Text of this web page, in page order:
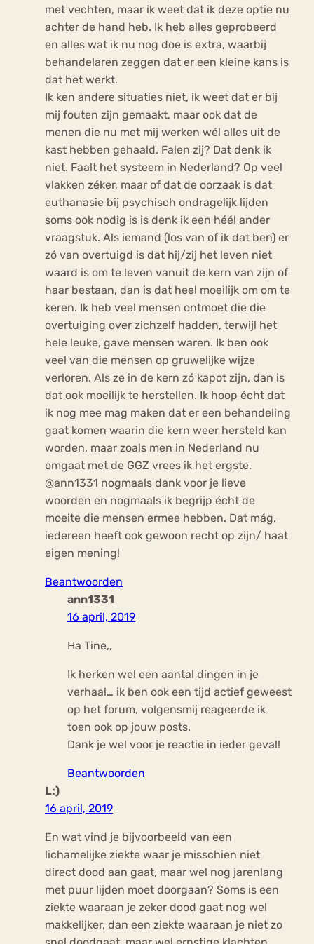
met vechten, maar ik weet dat ik deze optie nu
achter de hand heb. Ik heb alles geprobeerd
en alles wat ik nu nog doe is extra, waarbij
behandelaren zeggen dat er een kleine kans is
dat het werkt.
Ik ken andere situaties niet, ik weet dat er bij
mij fouten zijn gemaakt, maar ook dat de
menen die nu met mij werken wél alles uit de
kast hebben gehaald. Falen zij? Dat denk ik
niet. Faalt het systeem in Nederland? Op veel
vlakken zéker, maar of dat de oorzaak is dat
euthanasie bij psychisch ondragelijk lijden
soms ook nodig is is denk ik een héél ander
vraagstuk. Als iemand (los van of ik dat ben) er
zó van overtuigd is dat hij/zij het leven niet
waard is om te leven vanuit de kern van zijn of
haar bestaan, dan is dat heel moeilijk om om te
keren. Ik heb veel mensen ontmoet die die
overtuiging over zichzelf hadden, terwijl het
hele leuke, gave mensen waren. Ik ben ook
veel van die mensen op gruwelijke wijze
verloren. Als ze in de kern zó kapot zijn, dan is
dat ook moeilijk te herstellen. Ik hoop écht dat
ik nog mee mag maken dat er een behandeling
gaat komen waarin die kern weer hersteld kan
worden, maar zoals men in Nederland nu
omgaat met de GGZ vrees ik het ergste.
@ann1331 nogmaals dank voor je lieve
woorden en nogmaals ik begrijp écht de
moeite die mensen ermee hebben. Dat mág,
iedereen heeft ook gewoon recht op zijn/ haat
eigen mening!
Beantwoorden
ann1331
16 april, 2019
Ha Tine,,
Ik herken wel een aantal dingen in je
verhaal… ik ben ook een tijd actief geweest
op het forum, volgensmij reageerde ik
toen ook op jouw posts.
Dank je wel voor je reactie in ieder geval!
Beantwoorden
L:)
16 april, 2019
En wat vind je bijvoorbeeld van een
lichamelijke ziekte waar je misschien niet
direct dood aan gaat, maar wel nog jarenlang
met puur lijden moet doorgaan? Soms is een
ziekte waaraan je zeker dood gaat nog wel
makkelijker, dan een ziekte waaraan je niet zo